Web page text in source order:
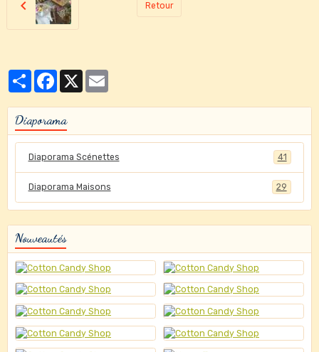
Retour
PartagerFacebook
X
Diaporama
Diaporama Scénettes 41
Diaporama Maisons 29
Nouveautés